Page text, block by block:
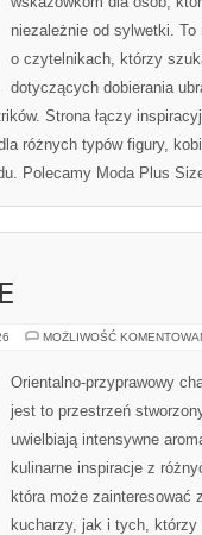
niezależnie od sylwetki.
o czytelnikach, którzy
dotyczących dobierania
Strona łączy
różnych typów figury,
Polecamy Moda Plus
MOŻLIWOŚĆ
Orientalno-przyprawowy
jest to przestrzeń
uwielbiają intensywne
kulinarne inspiracje z
która może zainteresować
kucharzy, jak i tych, którzy